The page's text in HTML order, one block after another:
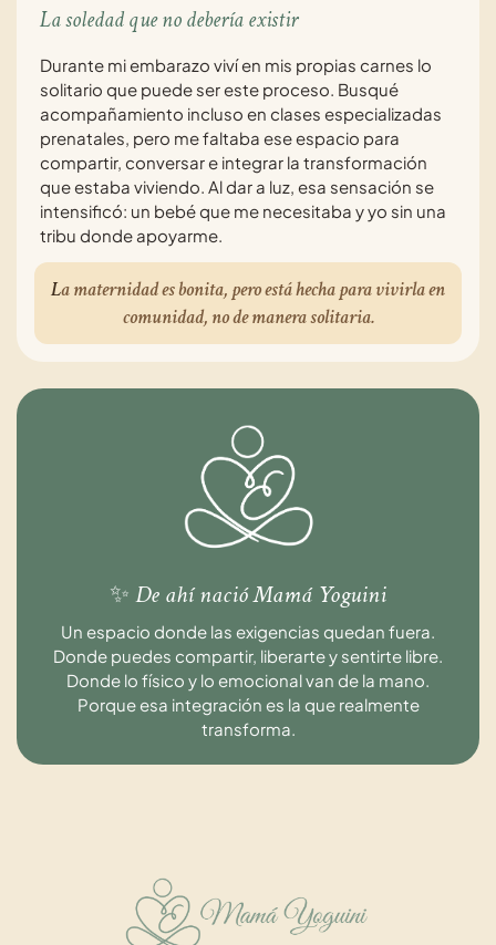
La soledad que no debería existir
Durante mi embarazo viví en mis propias carnes lo
solitario que puede ser este proceso. Busqué
acompañamiento incluso en clases especializadas
prenatales, pero me faltaba ese espacio para
compartir, conversar e integrar la transformación
que estaba viviendo. Al dar a luz, esa sensación se
intensificó: un bebé que me necesitaba y yo sin una
tribu donde apoyarme.
La maternidad es bonita, pero está hecha para vivirla en
comunidad, no de manera solitaria.
✨ De ahí nació Mamá Yoguini
Un espacio donde las exigencias quedan fuera.
Donde puedes compartir, liberarte y sentirte libre.
Donde lo físico y lo emocional van de la mano.
Porque esa integración es la que realmente
transforma.